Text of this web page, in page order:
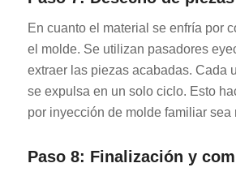
En cuanto el material se enfría por
el molde. Se utilizan pasadores
extraer las piezas acabadas. Cada
se expulsa en un solo ciclo. Esto
por inyección de molde familiar sea
Paso 8: Finalización y